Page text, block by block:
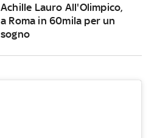
Achille Lauro All'Olimpico,
a Roma in 60mila per un
sogno